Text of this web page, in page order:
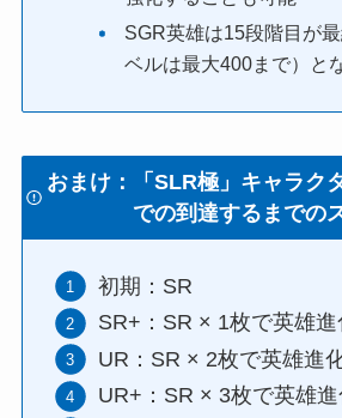
SGR英雄は15段階目が
ベルは最大400まで）と
おまけ：「SLR極」キャラク
での到達するまでの
初期：SR
SR+：SR × 1枚で英雄進
UR：SR × 2枚で英雄進
UR+：SR × 3枚で英雄